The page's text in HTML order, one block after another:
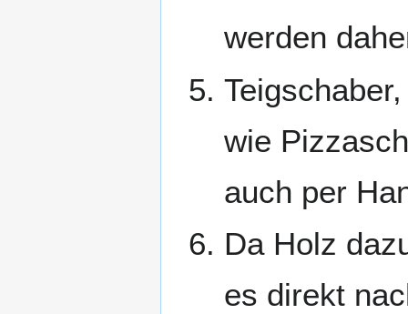
werden
wie
auch per
Da Holz
es direkt